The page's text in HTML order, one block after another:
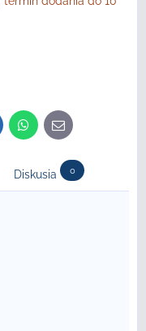
WhatsApp
E-
mail
Diskusia 0